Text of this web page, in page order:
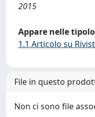
2015
Appare nelle
1.1 Articolo su
File in questo
Non ci sono file